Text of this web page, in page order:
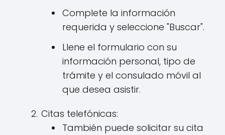
Complete la información
requerida y seleccione "Buscar".
Llene el formulario con su
información personal, tipo de
trámite y el consulado móvil al
que desea asistir.
Citas telefónicas:
También puede solicitar su cita